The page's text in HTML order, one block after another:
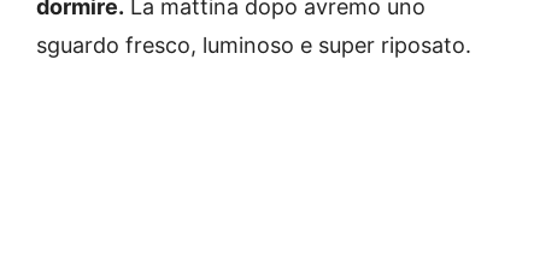
dormire. La mattina dopo avremo uno
sguardo fresco, luminoso e super riposato.